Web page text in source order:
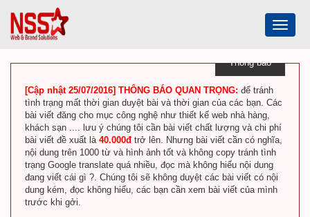
Toggle
Thông báo
[Cập nhật 25/07/2016] THÔNG BÁO QUAN TRỌNG: để tránh
tình trạng mất thời gian duyệt bài và thời gian của các bạn. Các
bài viết đăng cho mục công nghệ như thiết kế web nhà hàng,
khách sạn .... lưu ý chúng tôi cần bài viết chất lượng và chi phí
bài viết đề xuất là 40.000đ trở lên. Nhưng bài viết cần có nghĩa,
nội dung trên 1000 từ và hình ảnh tốt và không copy tránh tình
trạng Google translate quá nhiều, đọc mà không hiểu nội dung
đang viết cái gì ?. Chúng tôi sẽ không duyệt các bài viết có nội
dung kém, đọc không hiểu, các bạn cần xem bài viết của mình
trước khi gởi.